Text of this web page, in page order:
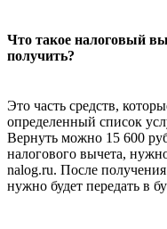
Что такое налоговый
получить?
Это часть средств,
определенный список
Вернуть можно 15 600
налогового вычета,
nalog.ru. После
нужно будет передать в